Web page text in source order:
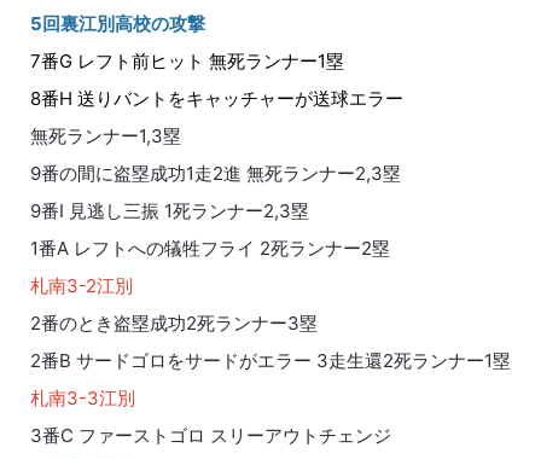
5回裏江別高校の攻撃
7番G レフト前ヒット 無死ランナー1塁
8番H 送りバントをキャッチャーが送球エラー
無死ランナー1,3塁
9番の間に盗塁成功1走2進 無死ランナー2,3塁
9番I 見逃し三振 1死ランナー2,3塁
1番A レフトへの犠牲フライ 2死ランナー2塁
札南3-2江別
2番のとき盗塁成功2死ランナー3塁
2番B サードゴロをサードがエラー 3走生還2死ランナー1塁
札南3-3江別
3番C ファーストゴロ スリーアウトチェンジ